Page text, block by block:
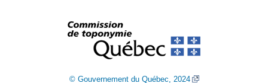
© Gouvernement du Québec, 2024